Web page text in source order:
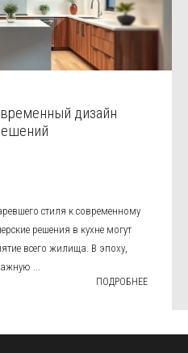
дизайн
стиля к современному
решения в кухне могут
всего жилища. В эпоху,
...
ПОДРОБНЕЕ